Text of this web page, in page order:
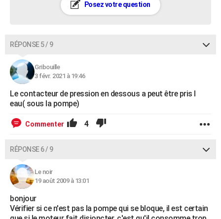
Posez votre question
RÉPONSE 5 / 9
Gribouille
3 févr. 2021 à 19:46
Le contacteur de pression en dessous a peut être pris l
eau( sous la pompe)
Commenter 4
RÉPONSE 6 / 9
Le noir
19 août 2009 à 13:01
bonjour
Vérifier si ce n'est pas la pompe qui se bloque, il est certain